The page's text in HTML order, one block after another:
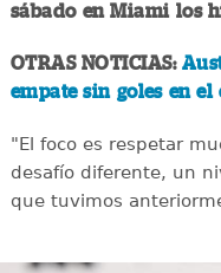
sábado en Miami los
OTRAS NOTICIAS:
empate sin goles en
"El foco es respetar
desafío diferente, un
que tuvimos